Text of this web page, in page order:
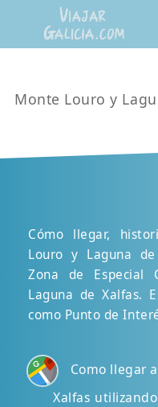
Monte Louro y
Cómo llegar,
Louro y Laguna
Zona de Especial
Laguna de Xalfas.
como Punto de
Como llegar
Xalfas